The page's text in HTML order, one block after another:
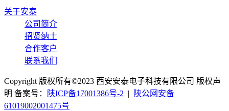
关于安泰
公司简介
招贤纳士
合作客户
联系我们
Copyright 版权所有©2023 西安安泰电子科技有限公司 版权声
明 备案号：
陕ICP备17001386号-2 |
陕公网安备
61019002001475号